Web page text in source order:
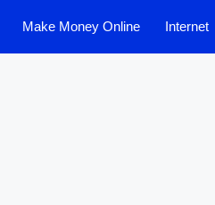
Make Money Online Internet